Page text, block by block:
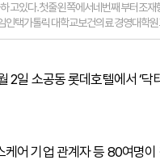
고있다.첫줄왼쪽에서네번째부터조재
택가톨릭대학교보건의료경영대학
2일 소공동 롯데호텔에서 ‘닥
어 기업 관계자 등 80여명이